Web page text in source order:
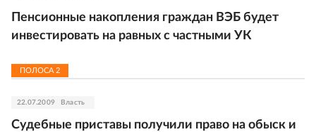
Пенсионные накопления граждан ВЭБ будет
инвестировать на равных с частными УК
ПОЛОСА 2
22.07.2009 Власть
Судебные приставы получили право на обыск и